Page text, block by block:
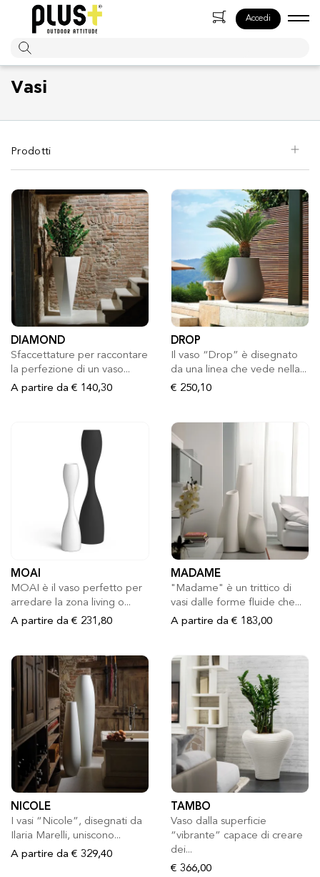
Accedi
Vasi
Prodotti
DIAMOND
Sfaccettature per raccontare
la perfezione di un vaso...
A partire da € 140,30
DROP
Il vaso “Drop” è disegnato
da una linea che vede nella...
€ 250,10
MOAI
MOAI è il vaso perfetto per
arredare la zona living o...
A partire da € 231,80
MADAME
"Madame" è un trittico di
vasi dalle forme fluide che...
A partire da € 183,00
NICOLE
I vasi “Nicole”, disegnati da
Ilaria Marelli, uniscono...
A partire da € 329,40
TAMBO
Vaso dalla superficie
“vibrante” capace di creare
dei...
€ 366,00